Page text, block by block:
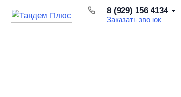
8 (929) 156 4134
Заказать звонок